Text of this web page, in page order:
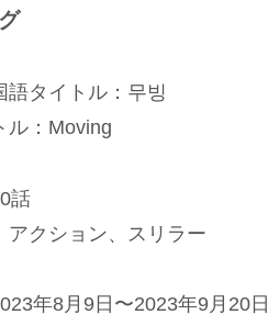
語タイトル：무빙
ル：Moving
話
アクション、スリラー
年8月9日〜2023年9月20日